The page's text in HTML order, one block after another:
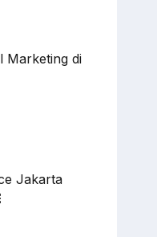
Marketing di
Jakarta